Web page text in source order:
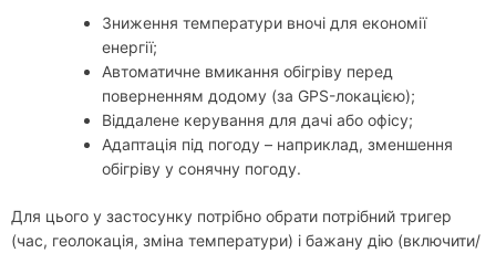
Зниження температури вночі для економії
енергії;
Автоматичне вмикання обігріву перед
поверненням додому (за GPS-локацією);
Віддалене керування для дачі або офісу;
Адаптація під погоду – наприклад, зменшення
обігріву у сонячну погоду.
Для цього у застосунку потрібно обрати потрібний тригер
(час, геолокація, зміна температури) і бажану дію (включити/